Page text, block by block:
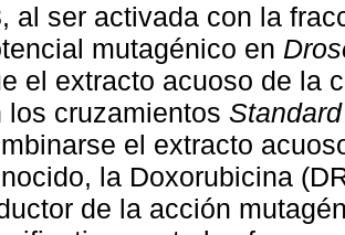
al ser activada con la
mutagénico en
el extracto acuoso de la
los cruzamientos Standard
el extracto
la Doxorubicina
de la acción